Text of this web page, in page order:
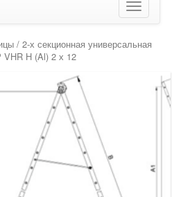
Показать/
Скрыть
/ 2-х секционная универсальная
VHR H (Al) 2 х 12